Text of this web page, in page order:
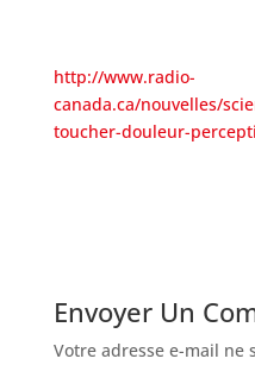
http://www.radio-
canada.ca/nouvelles/
toucher-douleur-
Envoyer Un
Votre adresse e-mail ne